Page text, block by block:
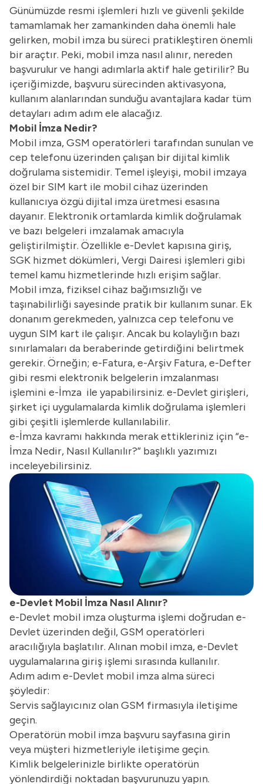
Günümüzde resmi işlemleri hızlı ve güvenli şekilde
tamamlamak her zamankinden daha önemli hale
gelirken, mobil imza bu süreci pratikleştiren önemli
bir araçtır. Peki, mobil imza nasıl alınır, nereden
başvurulur ve hangi adımlarla aktif hale getirilir? Bu
içeriğimizde, başvuru sürecinden aktivasyona,
kullanım alanlarından sunduğu avantajlara kadar tüm
detayları adım adım ele alacağız.
Mobil İmza Nedir?
Mobil imza, GSM operatörleri tarafından sunulan ve
cep telefonu üzerinden çalışan bir dijital kimlik
doğrulama sistemidir. Temel işleyişi, mobil imzaya
özel bir SIM kart ile mobil cihaz üzerinden
kullanıcıya özgü dijital imza üretmesi esasına
dayanır. Elektronik ortamlarda kimlik doğrulamak
ve bazı belgeleri imzalamak amacıyla
geliştirilmiştir. Özellikle e-Devlet kapısına giriş,
SGK hizmet dökümleri, Vergi Dairesi işlemleri gibi
temel kamu hizmetlerinde hızlı erişim sağlar.
Mobil imza, fiziksel cihaz bağımsızlığı ve
taşınabilirliği sayesinde pratik bir kullanım sunar. Ek
donanım gerekmeden, yalnızca cep telefonu ve
uygun SIM kart ile çalışır. Ancak bu kolaylığın bazı
sınırlamaları da beraberinde getirdiğini belirtmek
gerekir. Örneğin; e-Fatura, e-Arşiv Fatura, e-Defter
gibi resmi elektronik belgelerin imzalanması
işlemini e-İmza ile yapabilirsiniz. e-Devlet girişleri,
şirket içi uygulamalarda kimlik doğrulama işlemleri
gibi çeşitli işlemlerde kullanılabilir.
e-İmza kavramı hakkında merak ettikleriniz için “e-
İmza Nedir, Nasıl Kullanılır?” başlıklı yazımızı
inceleyebilirsiniz.
e-Devlet Mobil İmza Nasıl Alınır?
e-Devlet mobil imza oluşturma işlemi doğrudan e-
Devlet üzerinden değil, GSM operatörleri
aracılığıyla başlatılır. Alınan mobil imza, e-Devlet
uygulamalarına giriş işlemi sırasında kullanılır.
Adım adım e-Devlet mobil imza alma süreci
şöyledir:
Servis sağlayıcınız olan GSM firmasıyla iletişime
geçin.
Operatörün mobil imza başvuru sayfasına girin
veya müşteri hizmetleriyle iletişime geçin.
Kimlik belgelerinizle birlikte operatörün
yönlendirdiği noktadan başvurunuzu yapın.